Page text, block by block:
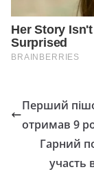
Перший
отримав 9
Гарний
участь